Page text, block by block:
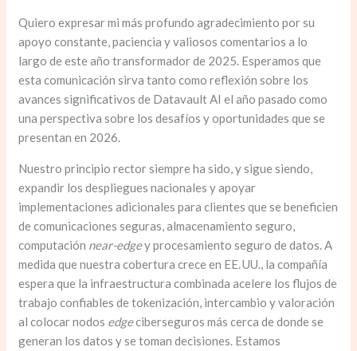
Quiero expresar mi más profundo agradecimiento por su
apoyo constante, paciencia y valiosos comentarios a lo
largo de este año transformador de 2025. Esperamos que
esta comunicación sirva tanto como reflexión sobre los
avances significativos de Datavault AI el año pasado como
una perspectiva sobre los desafíos y oportunidades que se
presentan en 2026.
Nuestro principio rector siempre ha sido, y sigue siendo,
expandir los despliegues nacionales y apoyar
implementaciones adicionales para clientes que se beneficien
de comunicaciones seguras, almacenamiento seguro,
computación near-edgey procesamiento seguro de datos. A
medida que nuestra cobertura crece en EE. UU., la compañía
espera que la infraestructura combinada acelere los flujos de
trabajo confiables de tokenización, intercambio y valoración
al colocar nodos edgeciberseguros más cerca de donde se
generan los datos y se toman decisiones. Estamos